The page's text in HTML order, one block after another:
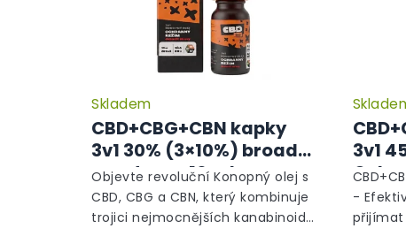
CBD+CBG+CBN kapky
3v1 30% (3×10%) broad
spectrum, 10 ml -
Ochranný režim
Skladem
Objevte revoluční Konopný olej s
CBD, CBG a CBN, který kombinuje
trojici nejmocnějších kanabinoidů
3v1
-
přijímat